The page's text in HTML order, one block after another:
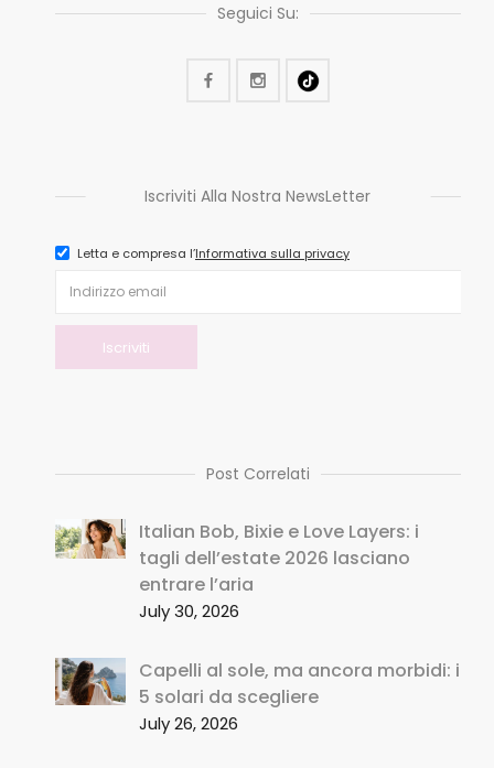
Seguici Su:
Iscriviti Alla Nostra NewsLetter
Letta e compresa l’Informativa sulla privacy
Post Correlati
Italian Bob, Bixie e Love Layers: i
tagli dell’estate 2026 lasciano
entrare l’aria
July 30, 2026
Capelli al sole, ma ancora morbidi: i
5 solari da scegliere
July 26, 2026